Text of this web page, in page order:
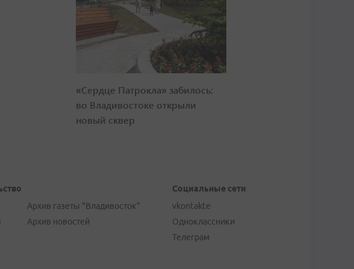
«Сердце Патрокла» забилось:
во Владивостоке открыли
новый сквер
Архив газеты "Владивосток"
Архив новостей
Социальные сети
vkontakte
Одноклассники
Телеграм